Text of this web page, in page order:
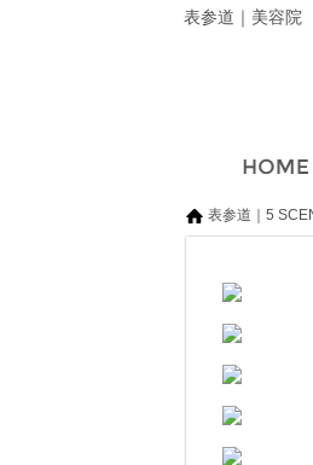
表参道｜美容院
表参道｜5